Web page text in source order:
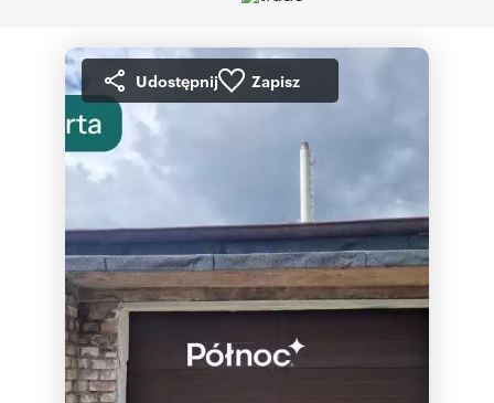
Udostępnij Zapisz